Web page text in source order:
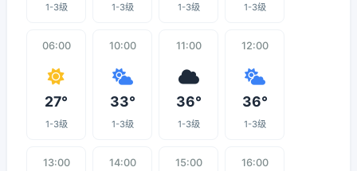
1-3级 1-3级 1-3级 1-3级
06:00
27°
1-3级
10:00
33°
1-3级
11:00
36°
1-3级
12:00
36°
1-3级
13:00 14:00 15:00 16:00